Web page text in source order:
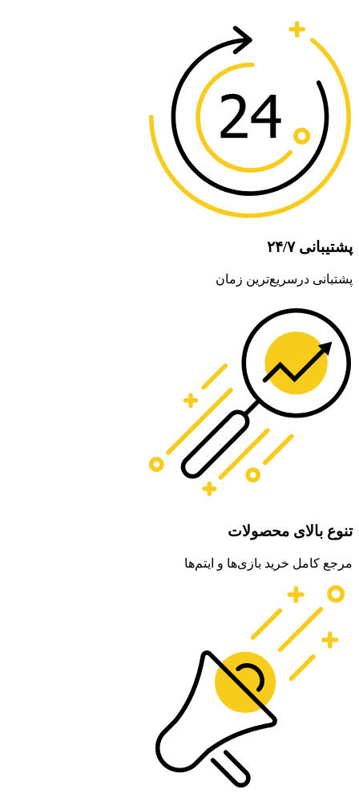
پشتیبانی ۲۴/۷
پشتبانی درسریع‌ترین زمان
تنوع بالای محصولات
مرجع کامل خرید بازی‌ها و ایتم‌ها